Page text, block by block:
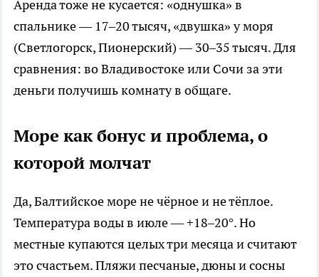
Аренда тоже не кусается: «однушка» в
спальнике — 17–20 тысяч, «двушка» у моря
(Светлогорск, Пионерский) — 30–35 тысяч. Для
сравнения: во Владивостоке или Сочи за эти
деньги получишь комнату в общаге.
Море как бонус и проблема, о
которой молчат
Да, Балтийское море не чёрное и не тёплое.
Температура воды в июле — +18–20°. Но
местные купаются целых три месяца и считают
это счастьем. Пляжи песчаные, дюны и сосны